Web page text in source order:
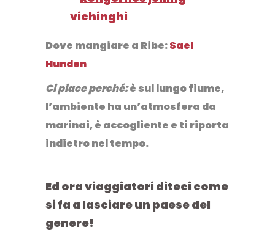
Dove mangiare a Ribe:Sael
Hunden
Ci piace perché:è sul lungo fiume,
l’ambiente ha un’atmosfera da
marinai, è accogliente e ti riporta
indietro nel tempo.
Ed ora viaggiatori diteci come
si fa a lasciare un paese del
genere!